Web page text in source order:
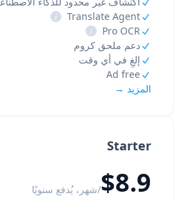
Starter
$8.9/شهر، يُدفع سنويًا
Translate Agent
i
Pro OCR
i
دعم ملحق كروم
إلغِ في أي وقت
Ad free
المزيد →